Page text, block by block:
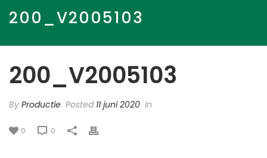
200_V2005103
200_V2005103
By Productie Posted 11 juni 2020 In
0 0